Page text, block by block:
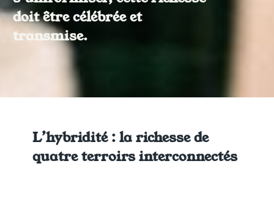
doit être célébrée et
transmise.
L’hybridité : la richesse de
quatre terroirs interconnectés